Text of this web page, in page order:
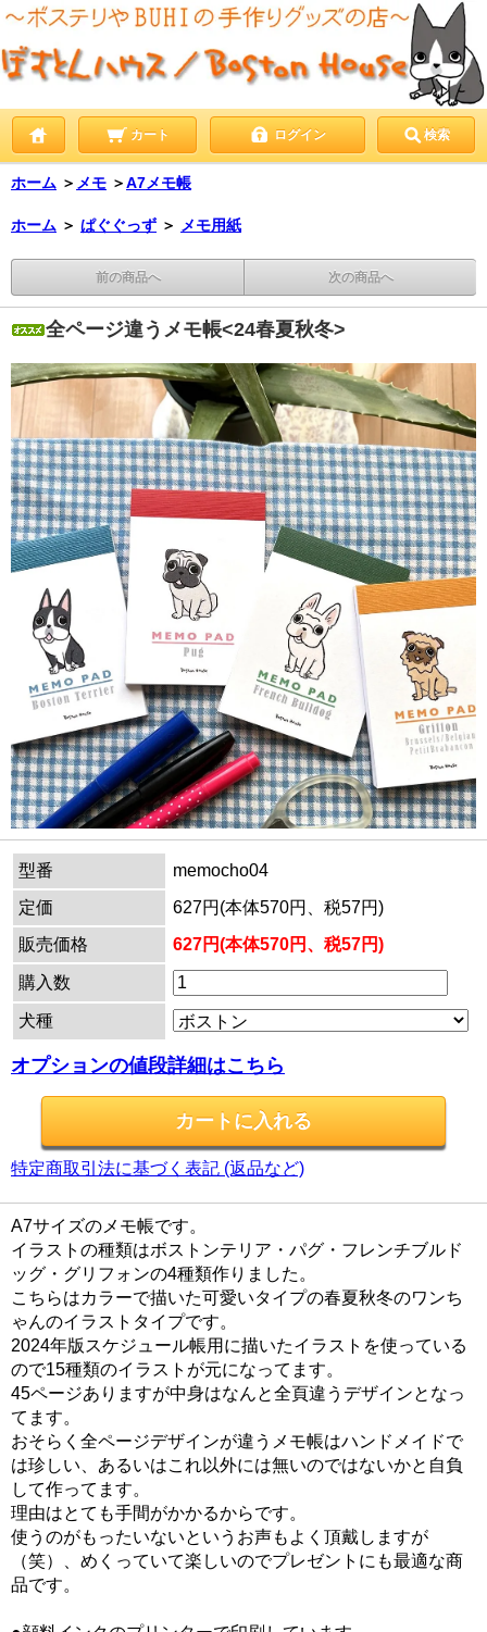
カート ログイン 検索
ホーム ＞ メモ ＞A7メモ帳
ホーム ＞ ぱぐぐっず ＞ メモ用紙
前の商品へ 次の商品へ
全ページ違うメモ帳<24春夏秋冬>
型番
memocho04
定価
627円(本体570円、税57円)
販売価格
627円(本体570円、税57円)
購入数
犬種
オプションの値段詳細はこちら
特定商取引法に基づく表記 (返品など)
A7サイズのメモ帳です。
イラストの種類はボストンテリア・パグ・フレンチブルド
ッグ・グリフォンの4種類作りました。
こちらはカラーで描いた可愛いタイプの春夏秋冬のワンち
ゃんのイラストタイプです。
2024年版スケジュール帳用に描いたイラストを使っている
ので15種類のイラストが元になってます。
45ページありますが中身はなんと全頁違うデザインとなっ
てます。
おそらく全ページデザインが違うメモ帳はハンドメイドで
は珍しい、あるいはこれ以外には無いのではないかと自負
して作ってます。
理由はとても手間がかかるからです。
使うのがもったいないというお声もよく頂戴しますが
（笑）、めくっていて楽しいのでプレゼントにも最適な商
品です。